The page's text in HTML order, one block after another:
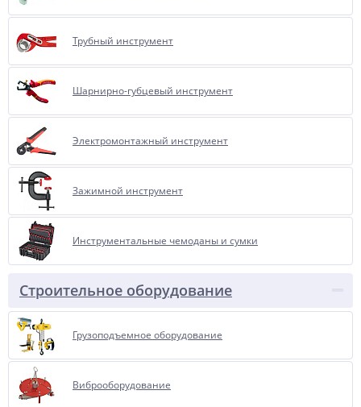
Трубный инструмент
Шарнирно-губцевый инструмент
Электромонтажный инструмент
Зажимной инструмент
Инструментальные чемоданы и сумки
Строительное оборудование
Грузоподъемное оборудование
Виброоборудование